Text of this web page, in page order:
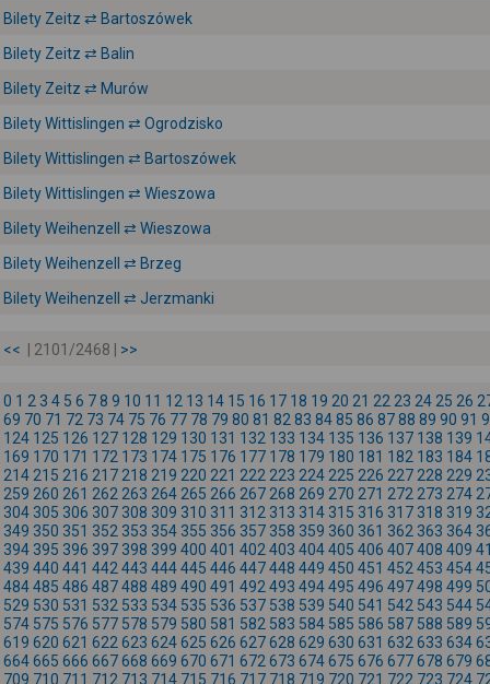
Bilety Zeitz ⇄ Bartoszówek
Bilety Zeitz ⇄ Balin
Bilety Zeitz ⇄ Murów
Bilety Wittislingen ⇄ Ogrodzisko
Bilety Wittislingen ⇄ Bartoszówek
Bilety Wittislingen ⇄ Wieszowa
Bilety Weihenzell ⇄ Wieszowa
Bilety Weihenzell ⇄ Brzeg
Bilety Weihenzell ⇄ Jerzmanki
<< | 2101/2468 | >>
0 1 2 3 4 5 6 78 9 10 11 12 13 14 15 16 17 18 19 20 21 22 23 24 25 26
69 70 71 72 73 74 75 76 77 78 79 80 81 82 83 8485 86 8788 89 90 91
124 125 126 127 128 129 130 131 132 133 134 135 136 137 138 139
169 170 171 172 173 174 175 176 177 178 179 180 181 182 183 184
214 215 216 217 218 219 220 221 222 223 224 225 226 227 228 229
259 260 261 262 263 264 265 266 267 268 269 270 271 272 273 274
304 305 306 307 308 309 310 311 312 313 314 315 316 317 318 319
349 350 351 352 353 354 355 356 357 358 359 360 361 362 363 364
394 395 396 397 398 399 400 401 402 403 404405 406 407408 409
439 440 441 442 443 444445 446 447448 449 450 451 452 453 454
484485 486 487488 489 490 491 492 493 494495 496 497498 499
529 530 531 532 533 534 535 536 537 538 539 540 541 542 543 544
574 575 576 577 578 579 580 581 582 583 584 585 586 587 588 589
619 620 621 622 623 624625 626 627628 629 630 631 632 633 634
664665 666 667668 669 670 671 672 673 674675 676 677678 679
709 710 711 712 713 714 715 716 717 718 719 720 721 722 723 724